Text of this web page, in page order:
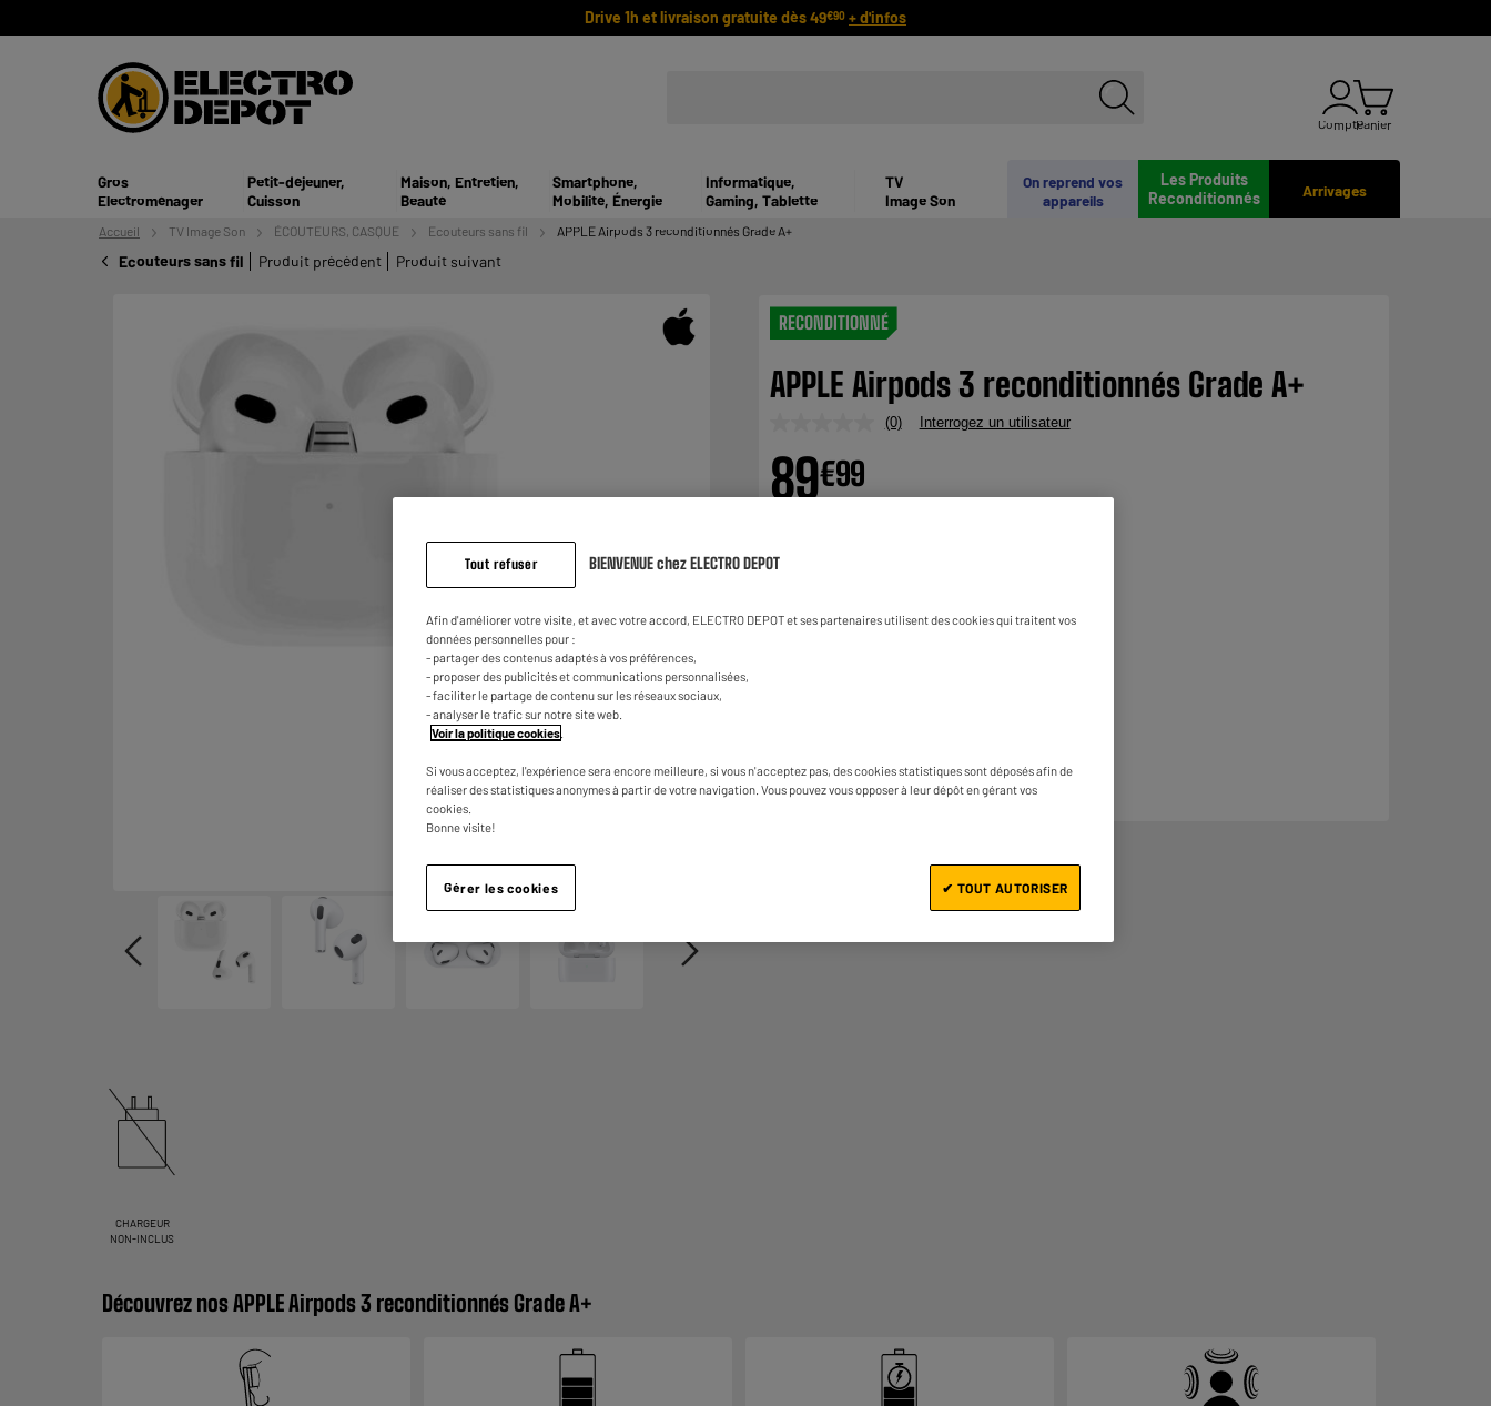
Drive 1h et livraison gratuite dès 49€90 + d'infos
ComptePanier
Arrivages
Les Produits
Reconditionnés
On reprend vos
appareils
Gros
Electroménager
Petit-déjeuner,
Cuisson
Maison, Entretien,
Beauté
Smartphone,
Mobilité, Énergie
Informatique,
Gaming, Tablette
TV
Image Son
Accueil TV Image Son ÉCOUTEURS, CASQUE Ecouteurs sans fil APPLE Airpods 3 reconditionnés Grade A+
Ecouteurs sans fil Produit précédent Produit suivant
RECONDITIONNÉ
APPLE Airpods 3 reconditionnés Grade A+
Aucune
Lien
(0) Interrogez un utilisateur
89€99
CHARGEUR
NON-INCLUS
Découvrez nos APPLE Airpods 3 reconditionnés Grade A+
Tout refuser BIENVENUE chez ELECTRO DEPOT
Afin d'améliorer votre visite, et avec votre accord, ELECTRO DEPOT et ses partenaires utilisent des cookies qui traitent vos
données personnelles pour :
- partager des contenus adaptés à vos préférences,
- proposer des publicités et communications personnalisées,
- faciliter le partage de contenu sur les réseaux sociaux,
- analyser le trafic sur notre site web.
Voir la politique cookies
Si vous acceptez, l'expérience sera encore meilleure, si vous n'acceptez pas, des cookies statistiques sont déposés afin de
réaliser des statistiques anonymes à partir de votre navigation. Vous pouvez vous opposer à leur dépôt en gérant vos
cookies.
Bonne visite!
Gérer les cookies ✔ TOUT AUTORISER